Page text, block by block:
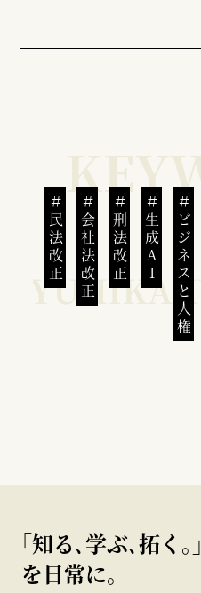
民法改正 会社法改正 刑法改正 生成AI ビジネスと人権
｢知る､学ぶ､拓く｡｣
を日常に。